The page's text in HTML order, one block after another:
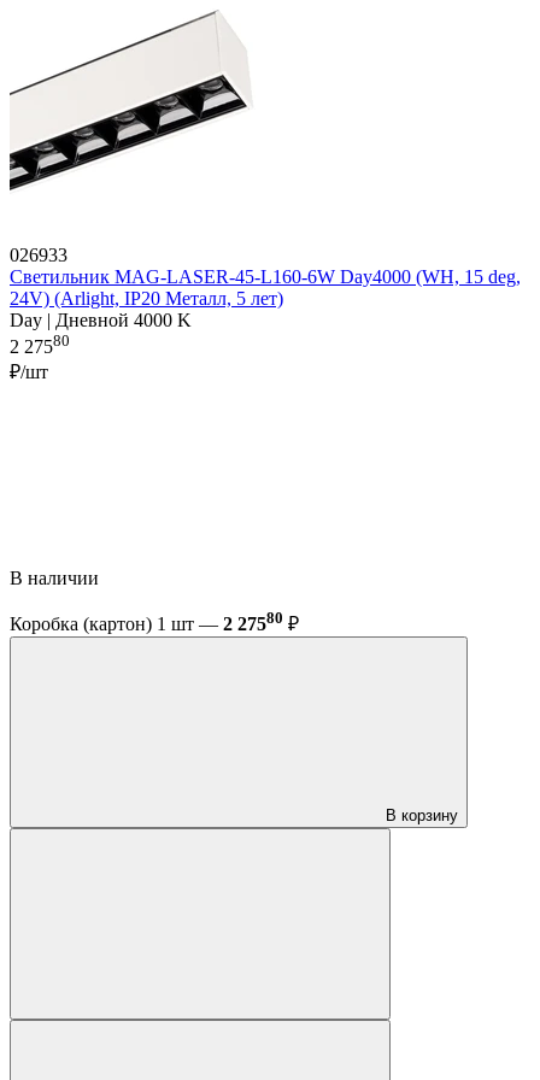
026933
Светильник MAG-LASER-45-L160-6W Day4000 (WH, 15 deg,
24V) (Arlight, IP20 Металл, 5 лет)
Day | Дневной 4000 K
2 27580
₽/шт
В наличии
Коробка (картон) 1 шт — 2 27580 ₽
В корзину